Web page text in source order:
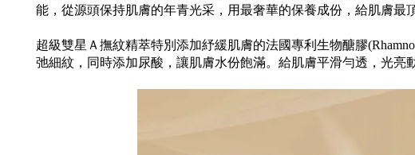
能，從源頭保持肌膚的年青光采，用最奢華的保養成份，給肌膚最
超級雙星Ａ撫紋精萃特別添加紓緩肌膚的法國專利生物醣膠
弛細紋，同時添加尿酸，讓肌膚水份飽滿。給肌膚平滑勻透，光亮